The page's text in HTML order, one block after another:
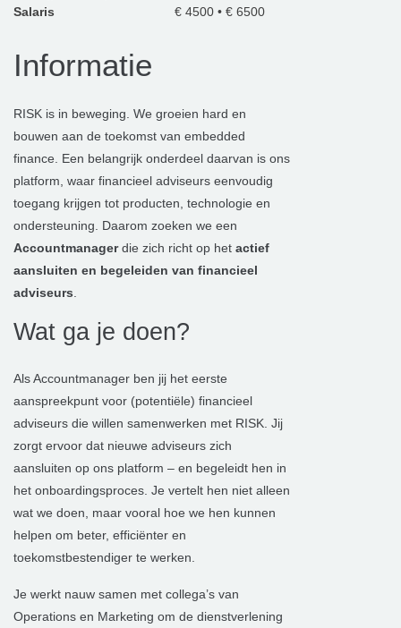
Salaris
€ 4500 • € 6500
Informatie
RISK is in beweging. We groeien hard en
bouwen aan de toekomst van embedded
finance. Een belangrijk onderdeel daarvan is ons
platform, waar financieel adviseurs eenvoudig
toegang krijgen tot producten, technologie en
ondersteuning. Daarom zoeken we een
Accountmanagerdie zich richt op hetactief
aansluiten en begeleiden van financieel
adviseurs
Wat ga je doen?
Als Accountmanager ben jij het eerste
aanspreekpunt voor (potentiële) financieel
adviseurs die willen samenwerken met RISK. Jij
zorgt ervoor dat nieuwe adviseurs zich
aansluiten op ons platform – en begeleidt hen in
het onboardingsproces. Je vertelt hen niet alleen
wat we doen, maar vooral hoe we hen kunnen
helpen om beter, efficiënter en
toekomstbestendiger te werken.
Je werkt nauw samen met collega’s van
Operations en Marketing om de dienstverlening